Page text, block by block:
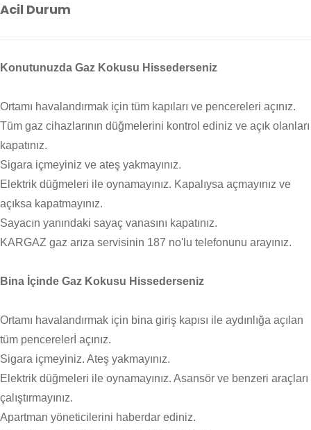
Acil Durum
Konutunuzda Gaz Kokusu Hissederseniz
Ortamı havalandırmak için tüm kapıları ve pencereleri açınız.
Tüm gaz cihazlarının düğmelerini kontrol ediniz ve açık olanları
kapatınız.
Sigara içmeyiniz ve ateş yakmayınız.
Elektrik düğmeleri ile oynamayınız. Kapalıysa açmayınız ve
açıksa kapatmayınız.
Sayacın yanındaki sayaç vanasını kapatınız.
KARGAZ gaz arıza servisinin 187 no'lu telefonunu arayınız.
Bina İçinde Gaz Kokusu Hissederseniz
Ortamı havalandırmak için bina giriş kapısı ile aydınlığa açılan
tüm pencerelerİ açınız.
Sigara içmeyiniz. Ateş yakmayınız.
Elektrik düğmeleri ile oynamayınız. Asansör ve benzeri araçları
çalıştırmayınız.
Apartman yöneticilerini haberdar ediniz.